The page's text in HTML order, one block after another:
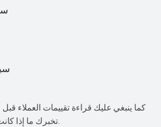
كما ينبغي عليك قراءة تقييمات العملاء قبل
تخبرك ما إذا كانت الشركة صادقة وموثوقة أم لا.